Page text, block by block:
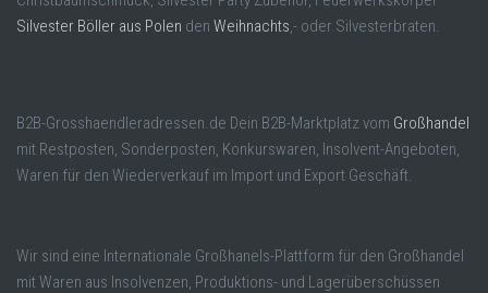
Silvester Böller aus Polen den Weihnachts ,- oder Silvesterbraten.
B2B-Grosshaendleradressen.de Dein B2B-Marktplatz vom Großhandel
mit Restposten, Sonderposten, Konkurswaren, Insolvent-Angeboten,
Waren für den Wiederverkauf im Import und Export Geschäft.
Wir sind eine Internationale Großhanels-Plattform für den Großhandel
mit Waren aus Insolvenzen, Produktions- und Lagerüberschüssen